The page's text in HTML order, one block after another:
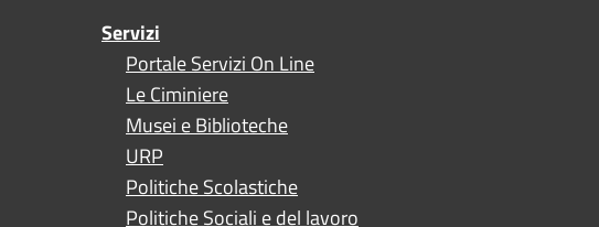
Servizi
Portale Servizi On Line
Le Ciminiere
Musei e Biblioteche
URP
Politiche Scolastiche
Politiche Sociali e del lavoro